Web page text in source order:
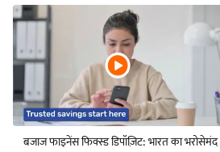
बजाज फाइनेंस फिक्स्ड डिपॉज़िट: भारत का भरोसेमंद